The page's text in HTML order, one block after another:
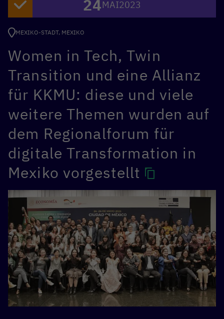
24MAI2023
MEXIKO-STADT, MEXIKO
Women in Tech, Twin
Transition und eine Allianz
für KKMU: diese und viele
weitere Themen wurden auf
dem Regionalforum für
digitale Transformation in
Mexiko vorgestellt